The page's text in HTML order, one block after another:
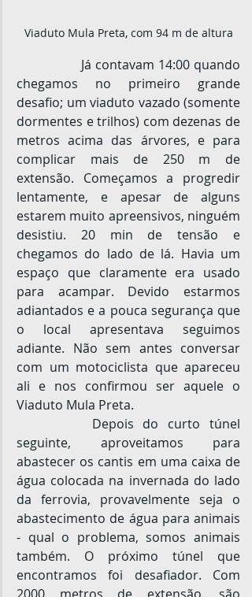
Viaduto Mula Preta, com 94 m de altura
chegamos no primeiro grande
desafio; um viaduto vazado (somente
dormentes e trilhos) com dezenas de
metros acima das árvores, e para
complicar mais de 250 m de
extensão. Começamos a progredir
lentamente, e apesar de alguns
estarem muito apreensivos, ninguém
desistiu. 20 min de tensão e
chegamos do lado de lá. Havia um
espaço que claramente era usado
para acampar. Devido estarmos
adiantados e a pouca segurança que
o local apresentava seguimos
adiante. Não sem antes conversar
com um motociclista que apareceu
ali e nos confirmou ser aquele o
Viaduto Mula Preta.
seguinte, aproveitamos para
abastecer os cantis em uma caixa de
água colocada na invernada do lado
da ferrovia, provavelmente seja o
abastecimento de água para animais
- qual o problema, somos animais
também. O próximo túnel que
encontramos foi desafiador. Com